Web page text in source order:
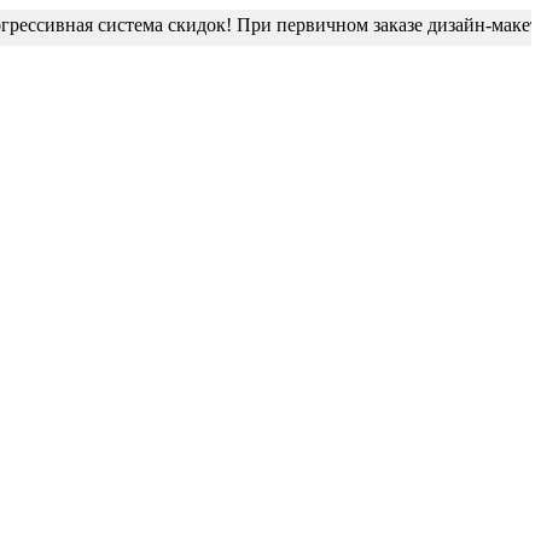
система скидок! При первичном заказе дизайн-макет